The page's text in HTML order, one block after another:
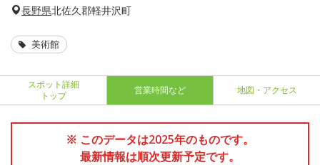
長野県北佐久郡軽井沢町
美術館
スポット詳細
トップ
営業時間など 地図・アクセス
※ このデータは2025年のものです。
最新情報は順次更新予定です。